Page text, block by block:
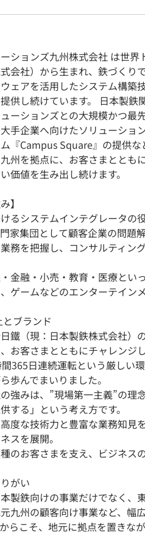
ションズ九州株式会社 は世界
会社）から生まれ、鉄づくり
ェアを活用したシステム構築
供し続けています。 日本製
ーションズとの大規模かつ最
手企業へ向けたソリューショ
『Campus Square』の提供な
州を拠点に、お客さまととも
価値を生み出し続けます。
】
るシステムインテグレータの
家集団として顧客企業の問題
務を把握し、コンサルティン
金融・小売・教育・医療とい
ゲームなどのエンターテイン
ブランド
鐵（現：日本製鉄株式会社）
お客さまとともにチャレンジ
365日連続運転という厳しい
歩んでまいりました。
強みは、”現場第一主義”の理
する」という考え方です。
度な技術力と豊富な業務知見
スを展開。
のお客さまを支え、ビジネス
がい
製鉄向けの事業だけでなく、
九州の顧客向け事業など、幅
らこそ、地元に拠点を置きな